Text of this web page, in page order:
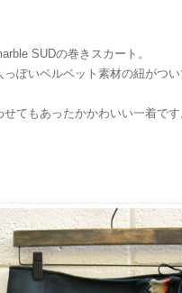
SUDの巻きスカート。
ぽいベルベット素材の紐がつい
てもあったかかわいい一着です